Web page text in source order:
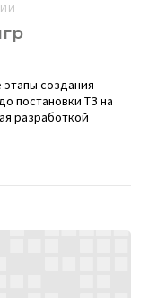
этапы создания
постановки ТЗ на
разработкой